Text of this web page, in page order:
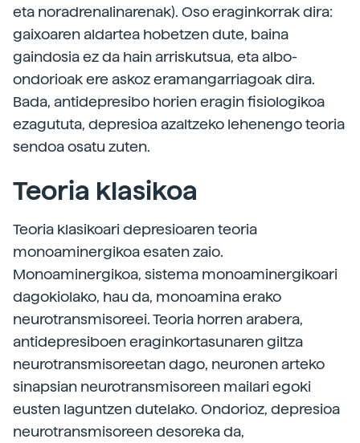
eta noradrenalinarenak). Oso eraginkorrak dira:
gaixoaren aldartea hobetzen dute, baina
gaindosia ez da hain arriskutsua, eta albo-
ondorioak ere askoz eramangarriagoak dira.
Bada, antidepresibo horien eragin fisiologikoa
ezagututa, depresioa azaltzeko lehenengo teoria
sendoa osatu zuten.
Teoria klasikoa
Teoria klasikoari depresioaren teoria
monoaminergikoa esaten zaio.
Monoaminergikoa, sistema monoaminergikoari
dagokiolako, hau da, monoamina erako
neurotransmisoreei. Teoria horren arabera,
antidepresiboen eraginkortasunaren giltza
neurotransmisoreetan dago, neuronen arteko
sinapsian neurotransmisoreen mailari egoki
eusten laguntzen dutelako. Ondorioz, depresioa
neurotransmisoreen desoreka da,